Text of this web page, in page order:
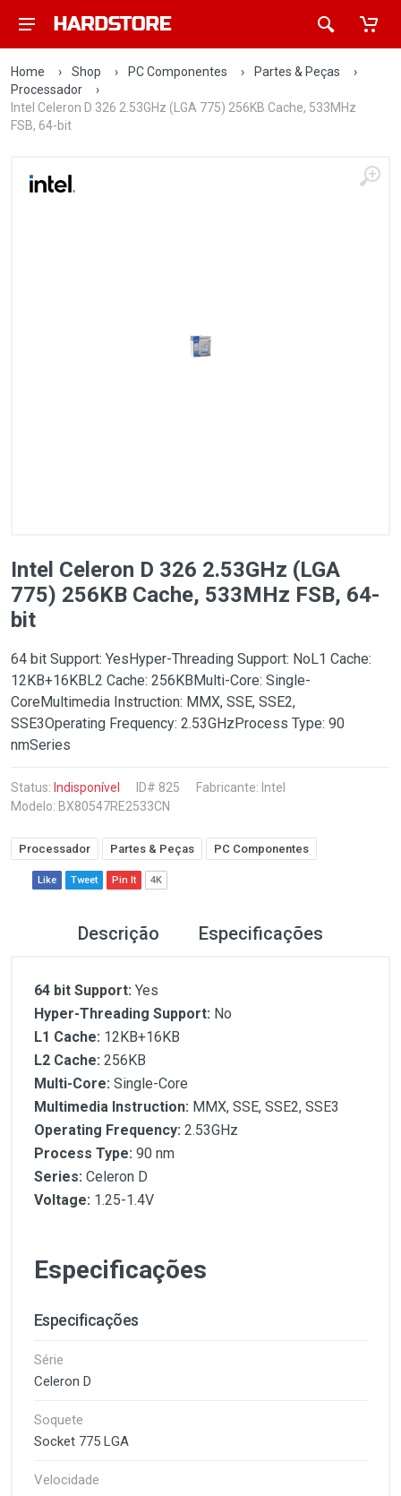
Home › Shop › PC Componentes › Partes & Peças
›
Processador
›
Intel Celeron D 326 2.53GHz (LGA 775) 256KB Cache, 533MHz
FSB, 64-bit
Intel Celeron D 326 2.53GHz (LGA
775) 256KB Cache, 533MHz FSB, 64-
bit
64 bit Support: YesHyper-Threading Support: NoL1 Cache:
12KB+16KBL2 Cache: 256KBMulti-Core: Single-
CoreMultimedia Instruction: MMX, SSE, SSE2,
SSE3Operating Frequency: 2.53GHzProcess Type: 90
nmSeries
Status: Indisponível ID# 825 Fabricante: Intel
Modelo: BX80547RE2533CN
Processador Partes & Peças PC Componentes
Like Tweet Pin It 4K
Descrição Especificações
64 bit Support: Yes
Hyper-Threading Support: No
L1 Cache: 12KB+16KB
L2 Cache: 256KB
Multi-Core: Single-Core
Multimedia Instruction: MMX, SSE, SSE2, SSE3
Operating Frequency: 2.53GHz
Process Type: 90 nm
Series: Celeron D
Voltage: 1.25-1.4V
Especificações
Especificações
Série
Celeron D
Soquete
Socket 775 LGA
Velocidade